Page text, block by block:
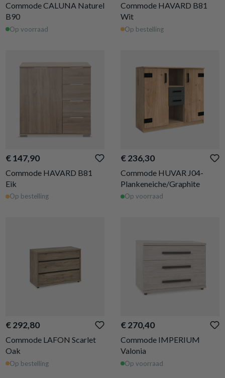
Commode CALUNA Naturel
B90
Op voorraad
Commode HAVARD B81
Wit
Op bestelling
€ 147,90
Commode HAVARD B81
Eik
Op bestelling
€ 236,30
Commode HUVAR J04-
Plankeneiche/Graphite
Op voorraad
€ 292,80
Commode LAFON Scarlet
Oak
Op bestelling
€ 270,40
Commode IMPERIUM
Valonia
Op voorraad